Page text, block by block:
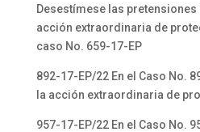
Desestímese las
acción extraordinaria de
caso No. 659-17-EP
892-17-EP/22 En el Caso No.
la acción extraordinaria de
957-17-EP/22 En el Caso No.